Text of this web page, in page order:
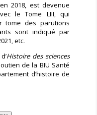
2018, est devenue
le Tome LIII, qui
tome des parutions
sont indiqué par
etc.
Histoire des sciences
de la BIU Santé
d’histoire de